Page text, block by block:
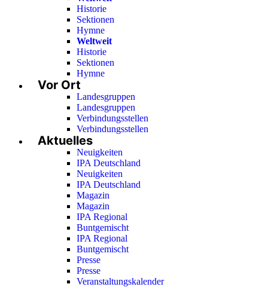
Historie
Sektionen
Hymne
Weltweit
Historie
Sektionen
Hymne
Vor Ort
Landesgruppen
Landesgruppen
Verbindungsstellen
Verbindungsstellen
Aktuelles
Neuigkeiten
IPA Deutschland
Neuigkeiten
IPA Deutschland
Magazin
Magazin
IPA Regional
Buntgemischt
IPA Regional
Buntgemischt
Presse
Presse
Veranstaltungskalender